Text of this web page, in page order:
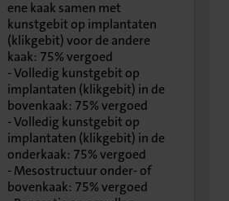
ene kaak samen met
kunstgebit op implantaten
(klikgebit) voor de andere
kaak: 75% vergoed
- Volledig kunstgebit op
implantaten (klikgebit) in de
bovenkaak: 75% vergoed
- Volledig kunstgebit op
implantaten (klikgebit) in de
onderkaak: 75% vergoed
- Mesostructuur onder- of
bovenkaak: 75% vergoed